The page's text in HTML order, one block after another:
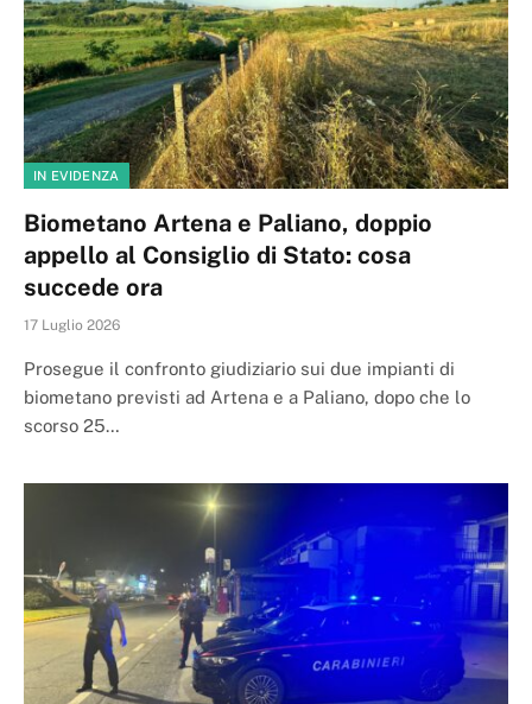
IN EVIDENZA
Biometano Artena e Paliano, doppio
appello al Consiglio di Stato: cosa
succede ora
17 Luglio 2026
Prosegue il confronto giudiziario sui due impianti di
biometano previsti ad Artena e a Paliano, dopo che lo
scorso 25…